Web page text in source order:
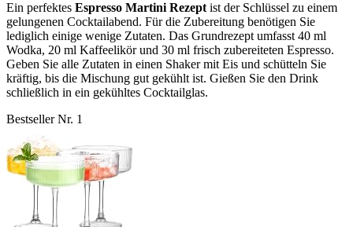
Ein perfektes Espresso Martini Rezept ist der Schlüssel zu einem
gelungenen Cocktailabend. Für die Zubereitung benötigen Sie
lediglich einige wenige Zutaten. Das Grundrezept umfasst 40 ml
Wodka, 20 ml Kaffeelikör und 30 ml frisch zubereiteten Espresso.
Geben Sie alle Zutaten in einen Shaker mit Eis und schütteln Sie
kräftig, bis die Mischung gut gekühlt ist. Gießen Sie den Drink
schließlich in ein gekühltes Cocktailglas.
Bestseller Nr. 1